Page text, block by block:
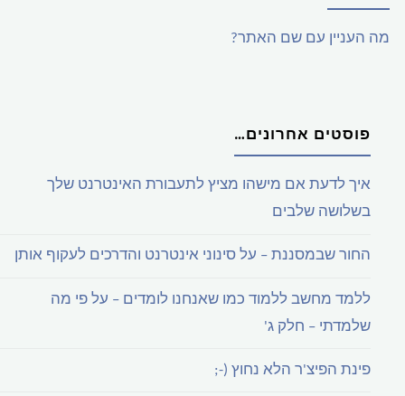
מה העניין עם שם האתר?
פוסטים אחרונים…
איך לדעת אם מישהו מציץ לתעבורת האינטרנט שלך
בשלושה שלבים
החור שבמסננת – על סינוני אינטרנט והדרכים לעקוף אותן
ללמד מחשב ללמוד כמו שאנחנו לומדים – על פי מה
שלמדתי – חלק ג'
פינת הפיצ'ר הלא נחוץ (-;